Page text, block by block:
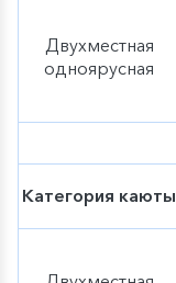
Двухместная
одноярусная
Категория каюты